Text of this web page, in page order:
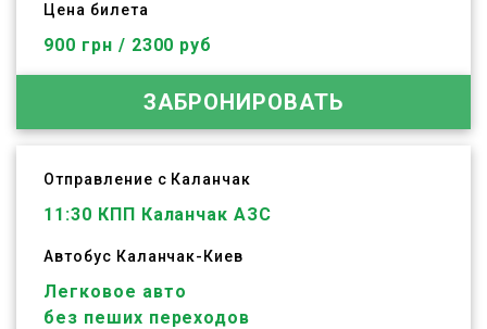
Цена билета
900 грн / 2300 руб
ЗАБРОНИРОВАТЬ
Отправление с Каланчак
11:30 КПП Каланчак АЗС
Автобус Каланчак- Киев
Легковое авто
без пеших переходов